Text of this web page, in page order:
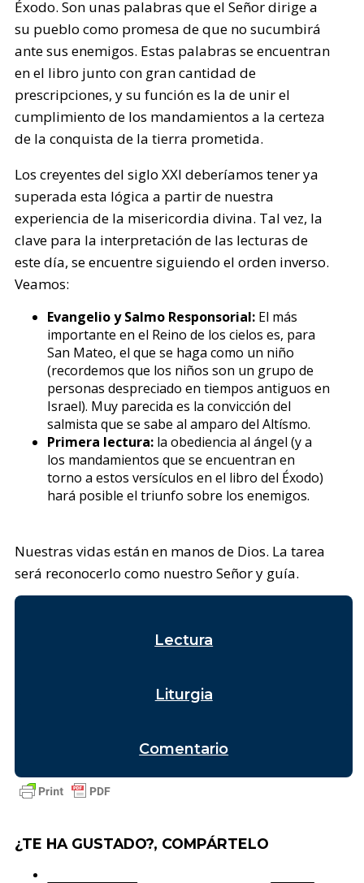
Éxodo. Son unas palabras que el Señor dirige a
su pueblo como promesa de que no sucumbirá
ante sus enemigos. Estas palabras se encuentran
en el libro junto con gran cantidad de
prescripciones, y su función es la de unir el
cumplimiento de los mandamientos a la certeza
de la conquista de la tierra prometida.
Los creyentes del siglo XXI deberíamos tener ya
superada esta lógica a partir de nuestra
experiencia de la misericordia divina. Tal vez, la
clave para la interpretación de las lecturas de
este día, se encuentre siguiendo el orden inverso.
Veamos:
Evangelio y Salmo Responsorial: El más
importante en el Reino de los cielos es, para
San Mateo, el que se haga como un niño
(recordemos que los niños son un grupo de
personas despreciado en tiempos antiguos en
Israel). Muy parecida es la convicción del
salmista que se sabe al amparo del Altísmo.
Primera lectura: la obediencia al ángel (y a
los mandamientos que se encuentran en
torno a estos versículos en el libro del Éxodo)
hará posible el triunfo sobre los enemigos.
Nuestras vidas están en manos de Dios. La tarea
será reconocerlo como nuestro Señor y guía.
Lectura
Liturgia
Comentario
¿TE HA GUSTADO?, COMPÁRTELO